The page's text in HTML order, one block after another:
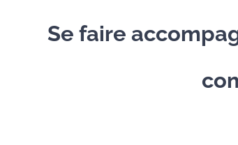
Se faire